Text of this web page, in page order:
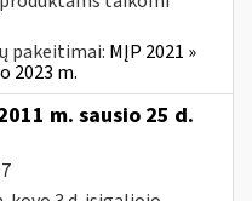
pakeitimai: MĮP 2021 »
2023 m.
m. sausio 25 d.